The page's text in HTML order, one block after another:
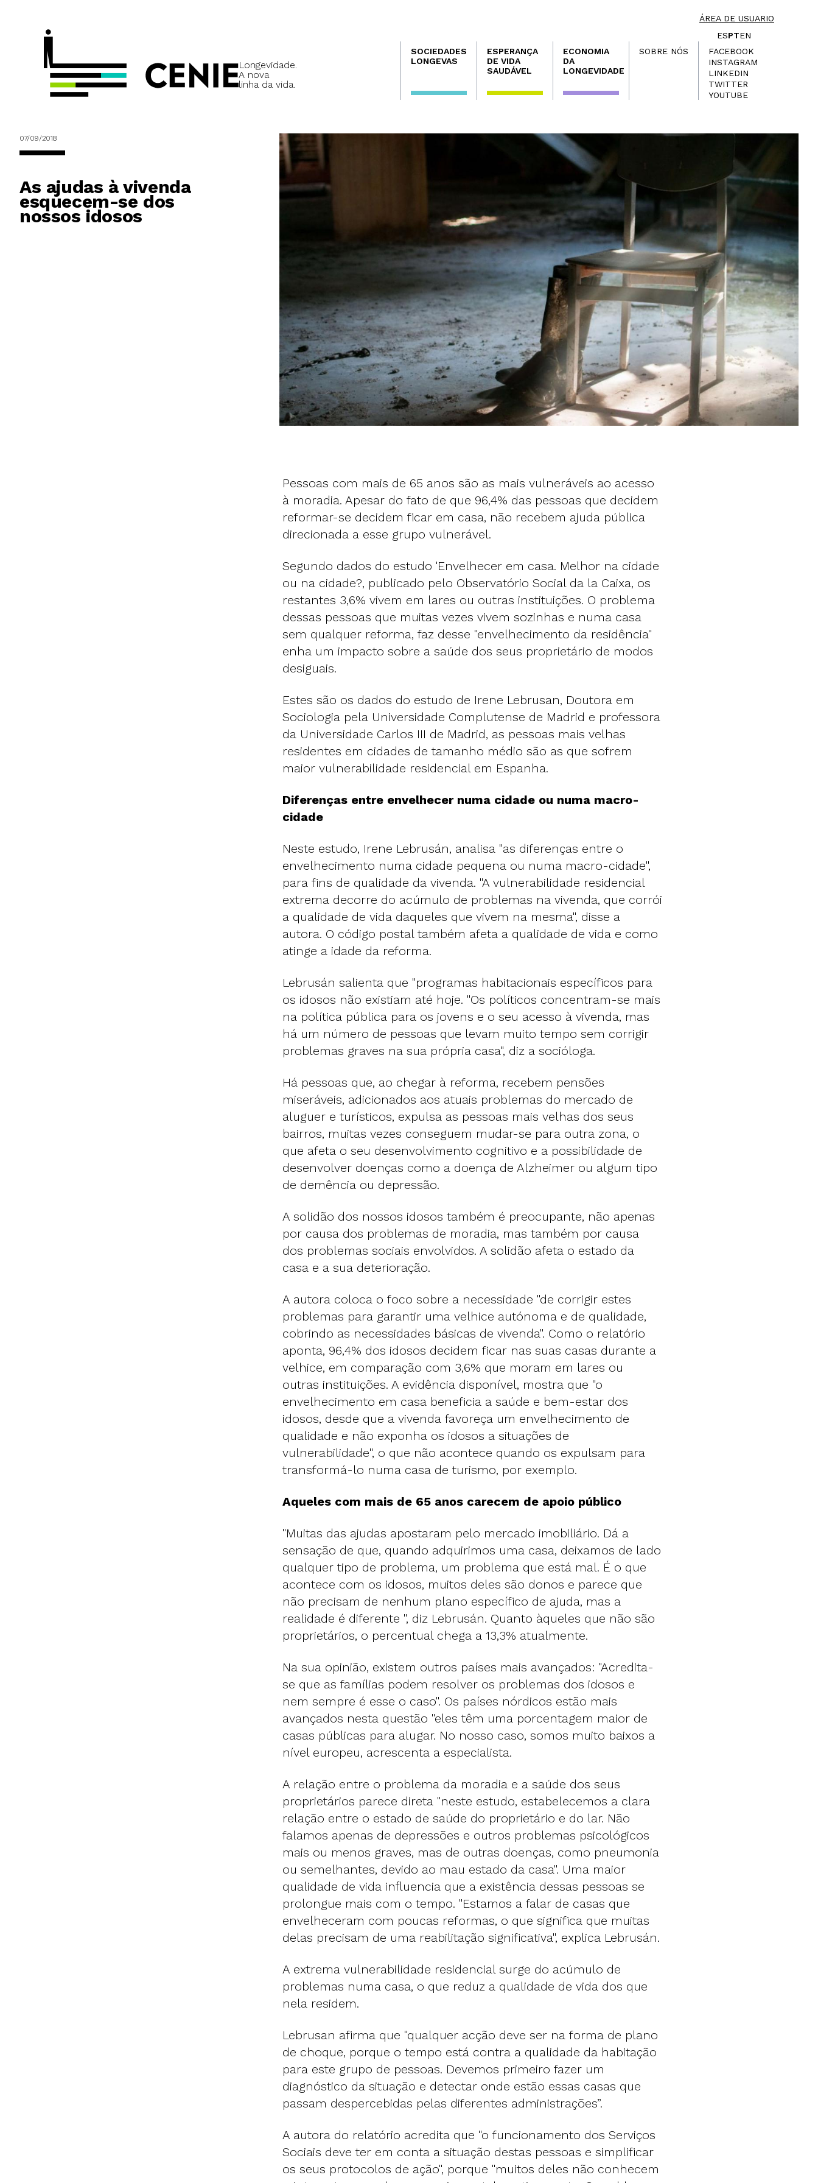
ÁREA DE USUARIO
Longevidade.
A nova
linha da vida.
ESPTEN
Navegación
principal
SOCIEDADES
LONGEVAS
ESPERANÇA
DE VIDA
SAUDÁVEL
ECONOMIA
DA
LONGEVIDADE
SOBRE NÓS
FACEBOOK
INSTAGRAM
LINKEDIN
TWITTER
YOUTUBE
07/09/2018
As ajudas à vivenda
esquecem-se dos
nossos idosos
Pessoas com mais de 65 anos são as mais vulneráveis ​​ao acesso
à moradia. Apesar do fato de que 96,4% das pessoas que decidem
reformar-se decidem ficar em casa, não recebem ajuda pública
direcionada a esse grupo vulnerável.
Segundo dados do estudo 'Envelhecer em casa. Melhor na cidade
ou na cidade?, publicado pelo Observatório Social da la Caixa, os
restantes 3,6% vivem em lares ou outras instituições. O problema
dessas pessoas que muitas vezes vivem sozinhas e numa casa
sem qualquer reforma, faz desse "envelhecimento da residência"
enha um impacto sobre a saúde dos seus proprietário de modos
desiguais.
Estes são os dados do estudo de Irene Lebrusan, Doutora em
Sociologia pela Universidade Complutense de Madrid e professora
da Universidade Carlos III de Madrid, as pessoas mais velhas
residentes em cidades de tamanho médio são as que sofrem
maior vulnerabilidade residencial em Espanha.
Diferenças entre envelhecer numa cidade ou numa macro-
cidade
Neste estudo, Irene Lebrusán, analisa "as diferenças entre o
envelhecimento numa cidade pequena ou numa macro-cidade",
para fins de qualidade da vivenda. "A vulnerabilidade residencial
extrema decorre do acúmulo de problemas na vivenda, que corrói
a qualidade de vida daqueles que vivem na mesma", disse a
autora. O código postal também afeta a qualidade de vida e como
atinge a idade da reforma.
Lebrusán salienta que "programas habitacionais específicos para
os idosos não existiam até hoje. "Os políticos concentram-se mais
na política pública para os jovens e o seu acesso à vivenda, mas
há um número de pessoas que levam muito tempo sem corrigir
problemas graves na sua própria casa", diz a socióloga.
Há pessoas que, ao chegar à reforma, recebem pensões
miseráveis, adicionados aos atuais problemas do mercado de
aluguer e turísticos, expulsa as pessoas mais velhas dos seus
bairros, muitas vezes conseguem mudar-se para outra zona, o
que afeta o seu desenvolvimento cognitivo e a possibilidade de
desenvolver doenças como a doença de Alzheimer ou algum tipo
de demência ou depressão.
A solidão dos nossos idosos também é preocupante, não apenas
por causa dos problemas de moradia, mas também por causa
dos problemas sociais envolvidos. A solidão afeta o estado da
casa e a sua deterioração.
A autora coloca o foco sobre a necessidade "de corrigir estes
problemas para garantir uma velhice autónoma e de qualidade,
cobrindo as necessidades básicas de vivenda". Como o relatório
aponta, 96,4% dos idosos decidem ficar nas suas casas durante a
velhice, em comparação com 3,6% que moram em lares ou
outras instituições. A evidência disponível, mostra que "o
envelhecimento em casa beneficia a saúde e bem-estar dos
idosos, desde que a vivenda favoreça um envelhecimento de
qualidade e não exponha os idosos a situações de
vulnerabilidade", o que não acontece quando os expulsam para
transformá-lo numa casa de turismo, por exemplo.
Aqueles com mais de 65 anos carecem de apoio público
"Muitas das ajudas apostaram pelo mercado imobiliário. Dá a
sensação de que, quando adquirimos uma casa, deixamos de lado
qualquer tipo de problema, um problema que está mal. É o que
acontece com os idosos, muitos deles são donos e parece que
não precisam de nenhum plano específico de ajuda, mas a
realidade é diferente ", diz Lebrusán. Quanto àqueles que não são
proprietários, o percentual chega a 13,3% atualmente.
Na sua opinião, existem outros países mais avançados: "Acredita-
se que as famílias podem resolver os problemas dos idosos e
nem sempre é esse o caso". Os países nórdicos estão mais
avançados nesta questão "eles têm uma porcentagem maior de
casas públicas para alugar. No nosso caso, somos muito baixos a
nível europeu, acrescenta a especialista.
A relação entre o problema da moradia e a saúde dos seus
proprietários parece direta "neste estudo, estabelecemos a clara
relação entre o estado de saúde do proprietário e do lar. Não
falamos apenas de depressões e outros problemas psicológicos
mais ou menos graves, mas de outras doenças, como pneumonia
ou semelhantes, devido ao mau estado da casa". Uma maior
qualidade de vida influencia que a existência dessas pessoas se
prolongue mais com o tempo. "Estamos a falar de casas que
envelheceram com poucas reformas, o que significa que muitas
delas precisam de uma reabilitação significativa", explica Lebrusán.
A extrema vulnerabilidade residencial surge do acúmulo de
problemas numa casa, o que reduz a qualidade de vida dos que
nela residem.
Lebrusan afirma que "qualquer acção deve ser na forma de plano
de choque, porque o tempo está contra a qualidade da habitação
para este grupo de pessoas. Devemos primeiro fazer um
diagnóstico da situação e detectar onde estão essas casas que
passam despercebidas pelas diferentes administrações”.
A autora do relatório acredita que "o funcionamento dos Serviços
Sociais deve ter em conta a situação destas pessoas e simplificar
os seus protocolos de ação", porque "muitos deles não conhecem